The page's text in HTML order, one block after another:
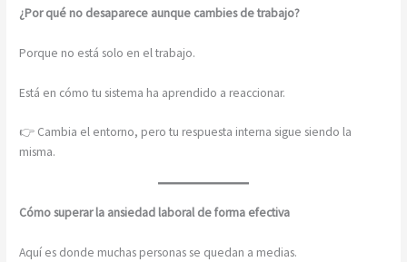
¿Por qué no desaparece aunque cambies de trabajo?
Porque no está solo en el trabajo.
Está en cómo tu sistema ha aprendido a reaccionar.
👉 Cambia el entorno, pero tu respuesta interna sigue siendo la
misma.
Cómo superar la ansiedad laboral de forma efectiva
Aquí es donde muchas personas se quedan a medias.